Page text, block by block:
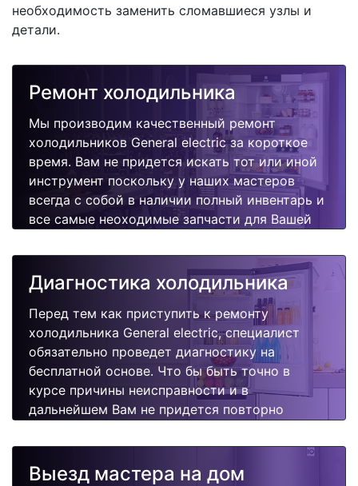
необходимость заменить сломавшиеся узлы и
детали.
Ремонт холодильника
Мы производим качественный ремонт
холодильников General electric за короткое
время. Вам не придется искать тот или иной
инструмент поскольку у наших мастеров
всегда с собой в наличии полный инвентарь и
все самые неоходимые запчасти для Вашей
качественно и недорого.
Диагностика холодильника
Перед тем как приступить к ремонту
холодильника General electric, специалист
обязательно проведет диагностику на
бесплатной основе. Что бы быть точно в
курсе причины неисправности и в
дальнейшем Вам не придется повторно
поломок.
Выезд мастера на дом